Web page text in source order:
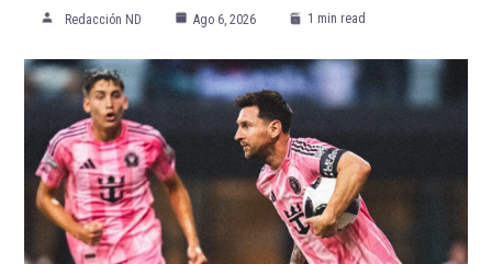
ETIQUETADO: Atlanta Falcons Futbol Indianapolis Colts
Los Angeles Chargers Los Angeles Rams NFL
Tampa Bay Buccaneers